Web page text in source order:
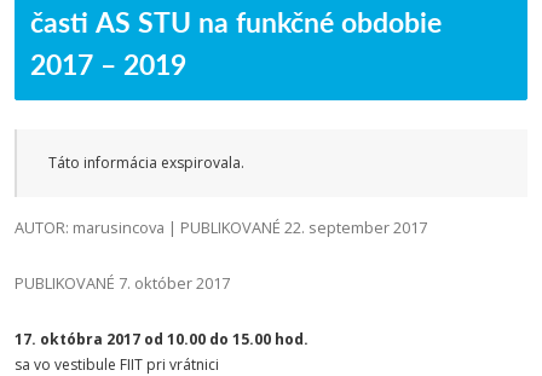
časti AS STU na funkčné obdobie
2017 – 2019
Táto informácia exspirovala.
AUTOR: marusincova | PUBLIKOVANÉ 22. september 2017
PUBLIKOVANÉ 7. október 2017
17. októbra 2017 od 10.00 do 15.00 hod.
sa vo vestibule FIIT pri vrátnici